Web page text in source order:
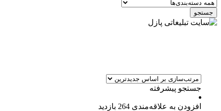
جستجو
جستجو پیشرفته
افزودن به علاقه‌مندی 264 بازدید